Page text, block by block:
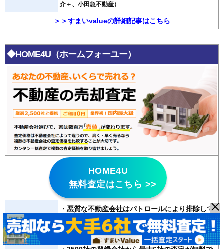
介＋、小田急不動産）
＞＞すまいvalueの詳細記事はこちら
◆HOME4U（ホームフォーユー）
HOME4U
無料査定はこちら >>
特徴
・悪質な不動産会社はパトロールにより排除して
いる
20年以上の運営歴があり信頼性が高い